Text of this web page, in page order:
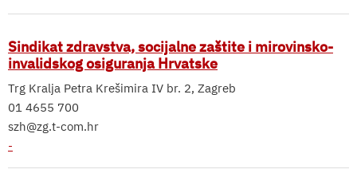
Sindikat zdravstva, socijalne zaštite i mirovinsko-
invalidskog osiguranja Hrvatske
Trg Kralja Petra Krešimira IV br. 2, Zagreb
01 4655 700
szh@zg.t-com.hr
-